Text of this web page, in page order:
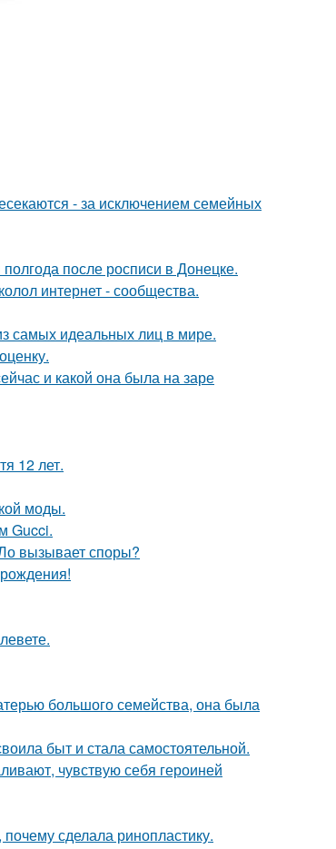
- за исключением семейных
после росписи в Донецке.
интернет - сообщества.
самых идеальных лиц в мире.
и какой она была на заре
12 лет.
моды.
Gucci.
вызывает споры?
большого семейства, она была
быт и стала самостоятельной.
чувствую себя героиней
сделала ринопластику.